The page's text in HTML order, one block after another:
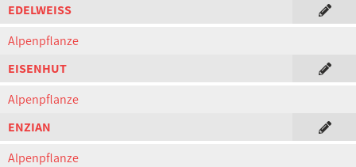
EDELWEISS
Alpenpflanze
EISENHUT
Alpenpflanze
ENZIAN
Alpenpflanze